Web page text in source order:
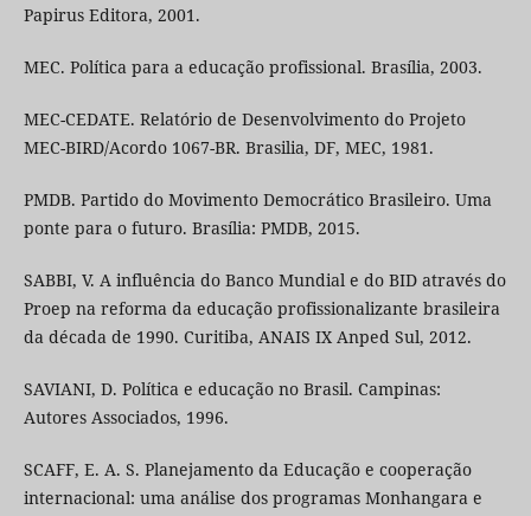
Papirus Editora, 2001.
MEC. Política para a educação profissional. Brasília, 2003.
MEC-CEDATE. Relatório de Desenvolvimento do Projeto
MEC-BIRD/Acordo 1067-BR. Brasilia, DF, MEC, 1981.
PMDB. Partido do Movimento Democrático Brasileiro. Uma
ponte para o futuro. Brasília: PMDB, 2015.
SABBI, V. A influência do Banco Mundial e do BID através do
Proep na reforma da educação profissionalizante brasileira
da década de 1990. Curitiba, ANAIS IX Anped Sul, 2012.
SAVIANI, D. Política e educação no Brasil. Campinas:
Autores Associados, 1996.
SCAFF, E. A. S. Planejamento da Educação e cooperação
internacional: uma análise dos programas Monhangara e